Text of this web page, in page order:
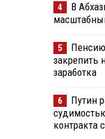
4
В
5
закрепить
заработка
6
Путин
контракта